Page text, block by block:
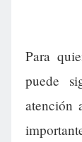
Para
puede
atención